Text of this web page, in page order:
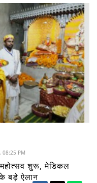
08:25 PM
महोत्सव शुरू, मेडिकल
बड़े ऐलान